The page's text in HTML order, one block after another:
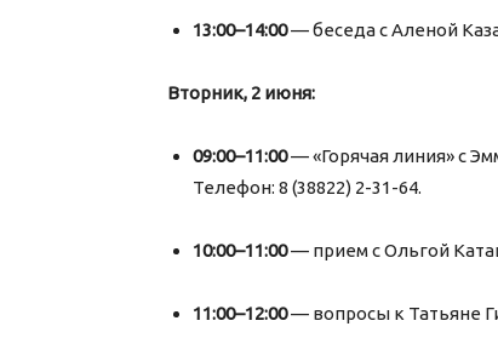
13:00–14:00— беседа с Аленой
Вторник, 2 июня:
09:00–11:00— «Горячая линия» с
Телефон: 8 (38822) 2-31-64.
10:00–11:00— прием с Ольгой
11:00–12:00— вопросы к Татьяне